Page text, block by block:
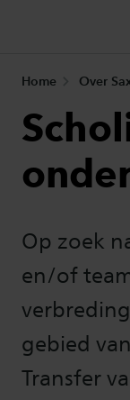
Home Over
Op zoek
en/of
gebied
Transfer